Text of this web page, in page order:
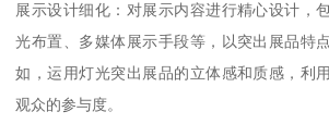
展示设计细化：对展示内容进行精心设计，
光布置、多媒体展示手段等，以突出展品特
如，运用灯光突出展品的立体感和质感，利
观众的参与度。